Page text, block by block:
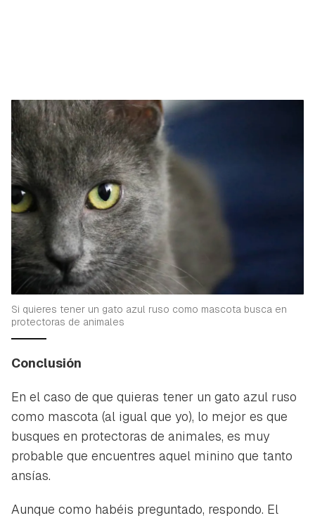
Si quieres tener un gato azul ruso como mascota busca en
protectoras de animales
Conclusión
En el caso de que quieras tener un gato azul ruso
como mascota (al igual que yo), lo mejor es que
busques en protectoras de animales, es muy
probable que encuentres aquel minino que tanto
ansías.
Aunque como habéis preguntado, respondo. El